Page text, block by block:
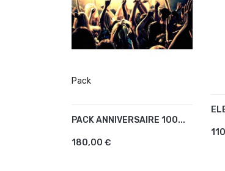
Pack
PACK ANNIVERSAIRE 100...
180,00 €
AJOUTER AU PANIER